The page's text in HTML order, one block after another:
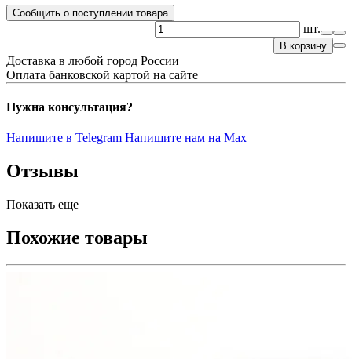
Сообщить о поступлении товара
шт.
В корзину
Доставка в любой город России
Оплата банковской картой на сайте
Нужна консультация?
Напишите в Telegram Напишите нам на Max
Отзывы
Показать еще
Похожие товары